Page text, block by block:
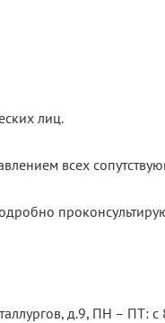
лиц.
всех
д.9, ПН – ПТ: